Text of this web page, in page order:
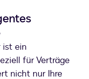
ist ein
für Verträge
nicht nur Ihre